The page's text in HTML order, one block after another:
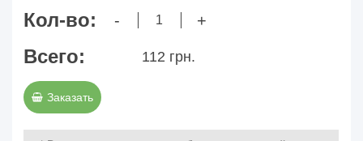
Кол-во: - +
Всего: 112 грн.
Заказать